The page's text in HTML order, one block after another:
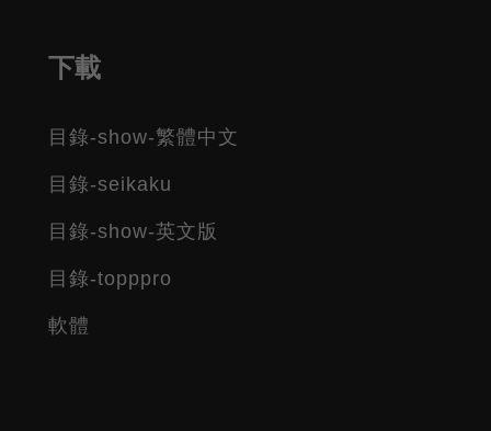
下載
目錄-show-繁體中文
目錄-seikaku
目錄-show-英文版
目錄-topppro
軟體